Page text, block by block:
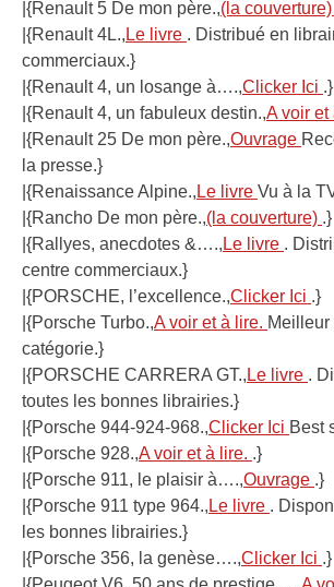
|{Renault 5 De mon père.,(la couverture)
|{Renault 4L.,Le livre . Distribué en
commerciaux.}
|{Renault 4, un losange à….,Clicker Ici .}
|{Renault 4, un fabuleux destin.,A voir et
|{Renault 25 De mon père.,Ouvrage
la presse.}
|{Renaissance Alpine.,Le livre Vu à la
|{Rancho De mon père.,(la couverture) .}
|{Rallyes, anecdotes &….,Le livre .
centre commerciaux.}
|{PORSCHE, l’excellence.,Clicker Ici .}
|{Porsche Turbo.,A voir et à lire.
catégorie.}
|{PORSCHE CARRERA GT.,Le livre .
toutes les bonnes librairies.}
|{Porsche 944-924-968.,Clicker Ici Best
|{Porsche 928.,A voir et à lire. .}
|{Porsche 911, le plaisir à….,Ouvrage .}
|{Porsche 911 type 964.,Le livre .
les bonnes librairies.}
|{Porsche 356, la genèse….,Clicker Ici .}